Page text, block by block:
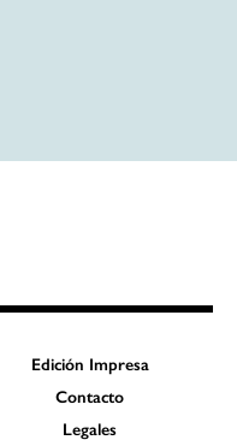
Edición Impresa
Contacto
Legales